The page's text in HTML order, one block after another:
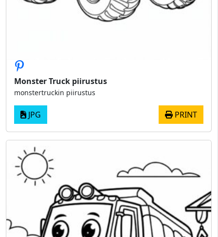
Monster Truck piirustus
monstertruckin piirustus
JPG PRINT